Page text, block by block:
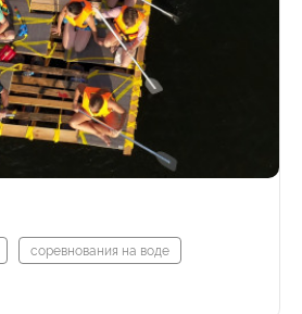
соревнования на воде